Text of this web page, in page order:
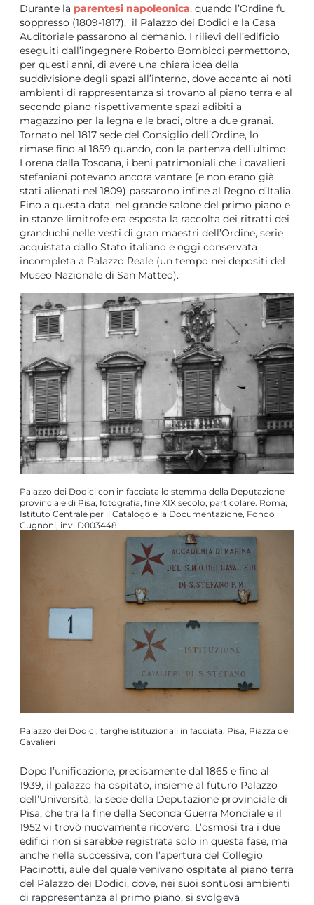
Durante la parentesi napoleonica, quando l’Ordine fu
soppresso (1809-1817), il Palazzo dei Dodici e la Casa
Auditoriale passarono al demanio. I rilievi dell’edificio
eseguiti dall’ingegnere Roberto Bombicci permettono,
per questi anni, di avere una chiara idea della
suddivisione degli spazi all’interno, dove accanto ai noti
ambienti di rappresentanza si trovano al piano terra e al
secondo piano rispettivamente spazi adibiti a
magazzino per la legna e le braci, oltre a due granai.
Tornato nel 1817 sede del Consiglio dell’Ordine, lo
rimase fino al 1859 quando, con la partenza dell’ultimo
Lorena dalla Toscana, i beni patrimoniali che i cavalieri
stefaniani potevano ancora vantare (e non erano già
stati alienati nel 1809) passarono infine al Regno d’Italia.
Fino a questa data, nel grande salone del primo piano e
in stanze limitrofe era esposta la raccolta dei ritratti dei
granduchi nelle vesti di gran maestri dell’Ordine, serie
acquistata dallo Stato italiano e oggi conservata
incompleta a Palazzo Reale (un tempo nei depositi del
Museo Nazionale di San Matteo).
Palazzo dei Dodici con in facciata lo stemma della Deputazione
provinciale di Pisa, fotografia, fine XIX secolo, particolare. Roma,
Istituto Centrale per il Catalogo e la Documentazione, Fondo
Cugnoni, inv. D003448
Palazzo dei Dodici, targhe istituzionali in facciata. Pisa, Piazza dei
Cavalieri
Dopo l’unificazione, precisamente dal 1865 e fino al
1939, il palazzo ha ospitato, insieme al futuro Palazzo
dell’Università, la sede della Deputazione provinciale di
Pisa, che tra la fine della Seconda Guerra Mondiale e il
1952 vi trovò nuovamente ricovero. L’osmosi tra i due
edifici non si sarebbe registrata solo in questa fase, ma
anche nella successiva, con l’apertura del Collegio
Pacinotti, aule del quale venivano ospitate al piano terra
del Palazzo dei Dodici, dove, nei suoi sontuosi ambienti
di rappresentanza al primo piano, si svolgeva